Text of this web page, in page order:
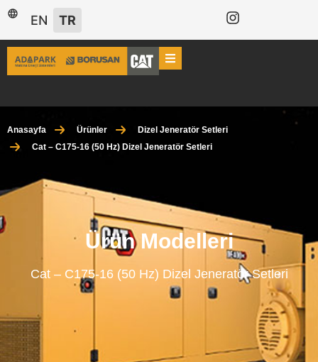
EN TR
Anasayfa Ürünler
Dizel Jeneratör Setleri
Cat – C175-16 (50 Hz) Dizel Jeneratör Setleri
Ürün Modelleri
Cat – C175-16 (50 Hz) Dizel Jeneratör Setleri